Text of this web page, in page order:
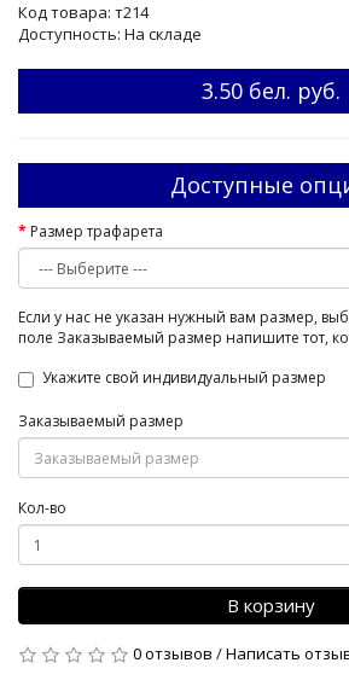
Код товара: т214
Доступность: На складе
3.50 бел. руб.
Доступные
Размер трафарета
Если у нас не указан нужный вам размер,
поле Заказываемый размер напишите тот,
Укажите свой индивидуальный размер
Заказываемый размер
Кол-во
В корзину
0 отзывов /Написать